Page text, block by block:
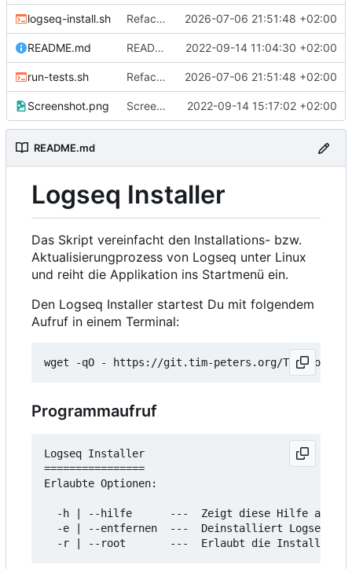
logseq-install.sh Refactoring & portable Testpfade 2026-07-06 21:51:48 +02:00
README.md README um Hinweis auf symbolischen Link ergänzt 2022-09-14 11:04:30 +02:00
run-tests.sh Refactoring & portable Testpfade 2026-07-06 21:51:48 +02:00
Screenshot.png Screenshot erneuert 2022-09-14 15:17:02 +02:00
README.md
Logseq Installer
Das Skript vereinfacht den Installations- bzw.
Aktualisierungprozess von Logseq unter Linux
und reiht die Applikation ins Startmenü ein.
Den Logseq Installer startest Du mit folgendem
Aufruf in einem Terminal:
wget -qO - https://git.tim-peters.org/Tim/
Programmaufruf
Logseq Installer
================
Erlaubte Optionen:
  -h | --hilfe      ---  Zeigt diese Hilfe an
  -e | --entfernen  ---  Deinstalliert Logseq